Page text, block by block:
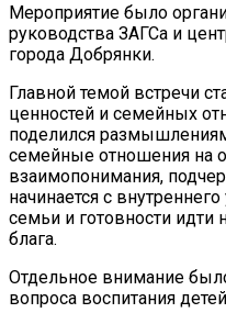
Мероприятие было
руководства ЗАГСа и
города Добрянки.
Главной темой встречи
ценностей и семейных
поделился
семейные отношения на
взаимопонимания,
начинается с
семьи и готовности
блага.
Отдельное внимание
вопроса воспитания